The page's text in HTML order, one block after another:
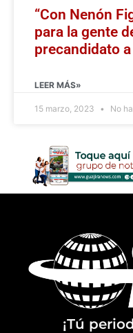
“Con Nenón
para la gente
precandidato
LEER MÁS»
15 marzo, 2023 No
¡Tú